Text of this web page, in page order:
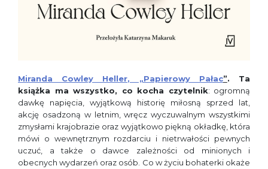
Miranda Cowley Heller, „Papierowy Pałac”. Ta
książka ma wszystko, co kocha czytelnik: ogromną
dawkę napięcia, wyjątkową historię miłosną sprzed lat,
akcję osadzoną w letnim, wręcz wyczuwalnym wszystkimi
zmysłami krajobrazie oraz wyjątkowo piękną okładkę, która
mówi o wewnętrznym rozdarciu i nietrwałości pewnych
uczuć, a także o dawce zależności od minionych i
obecnych wydarzeń oraz osób. Co w życiu bohaterki okaże